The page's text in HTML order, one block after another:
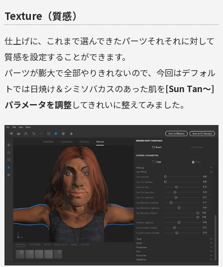
Texture（質感）
仕上げに、これまで選んできたパーツそれそれに対して
質感を設定することができます。
パーツが膨大で全部やりきれないので、今回はデフォル
トでは日焼け＆シミソバカスのあった肌を[Sun Tan～]
パラメータを調整してきれいに整えてみました。